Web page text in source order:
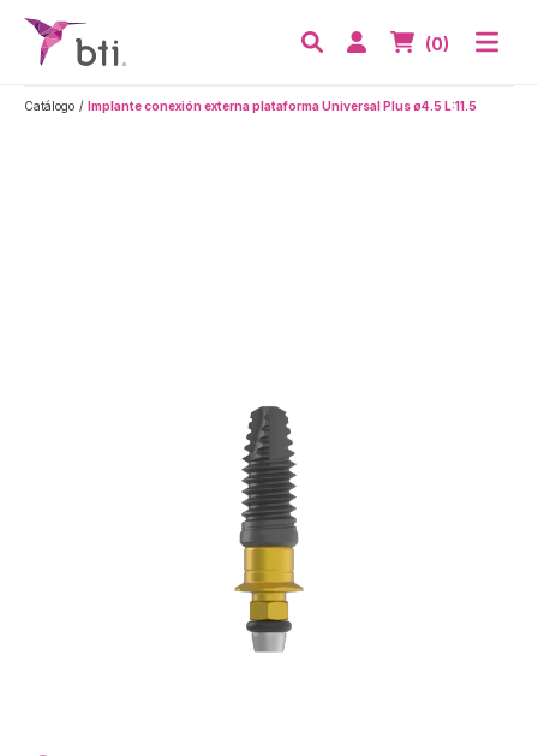
BTI - Human Tecnology
Acceder
Nº de
(0)
Catálogo Implante conexión externa plataforma Universal Plus ø4.5 L:11.5